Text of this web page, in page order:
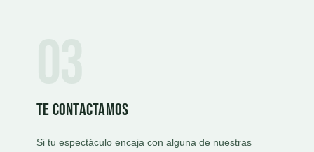
Te contactamos
Si tu espectáculo encaja con alguna de nuestras